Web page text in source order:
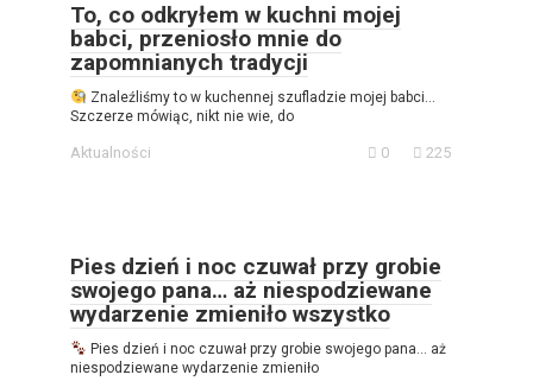
To, co odkryłem w kuchni mojej
babci, przeniosło mnie do
zapomnianych tradycji
Znaleźliśmy to w kuchennej szufladzie mojej babci…
Szczerze mówiąc, nikt nie wie, do
Aktualności 0 225
Pies dzień i noc czuwał przy grobie
swojego pana… aż niespodziewane
wydarzenie zmieniło wszystko
Pies dzień i noc czuwał przy grobie swojego pana… aż
niespodziewane wydarzenie zmieniło